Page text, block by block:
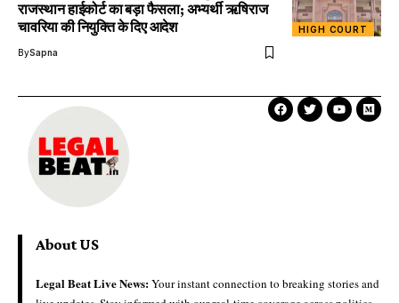
HIGH COURT
राजस्थान हाईकोर्ट का बड़ा फैसला; अभ्यर्थी ऋषिराज
चावरिया की नियुक्ति के दिए आदेश
BySapna
About US
Legal Beat Live News:Your instant connection to breaking stories and